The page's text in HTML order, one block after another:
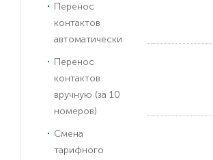
Перенос
контактов
автоматически
Перенос
контактов
вручную (за 10
номеров)
Смена
тарифного